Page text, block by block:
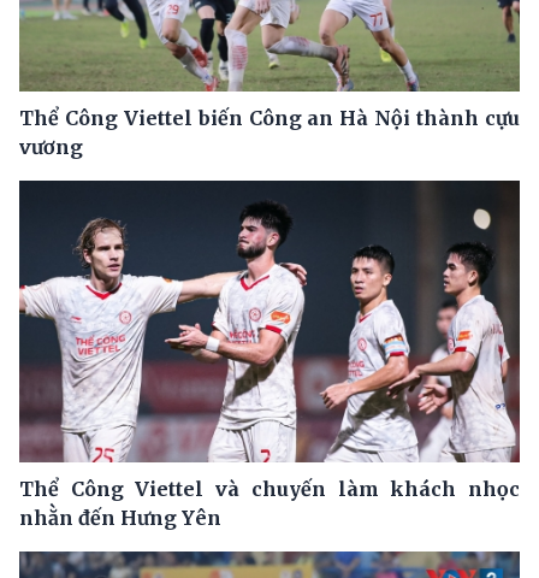
Thể Công Viettel biến Công an Hà Nội thành cựu
vương
Thể Công Viettel và chuyến làm khách nhọc
nhằn đến Hưng Yên